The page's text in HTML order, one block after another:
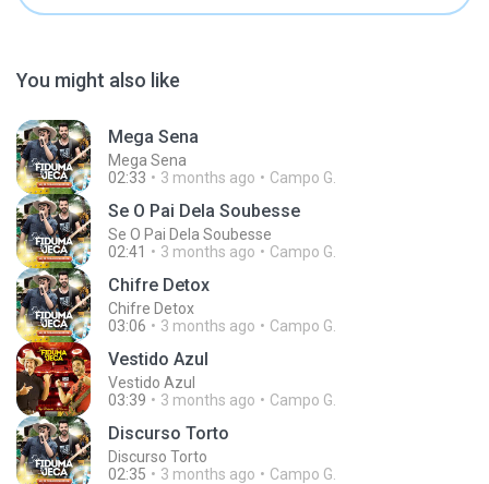
You might also like
Mega Sena
Mega Sena
02:33
3 months ago Campo G.
Se O Pai Dela Soubesse
Se O Pai Dela Soubesse
02:41
3 months ago Campo G.
Chifre Detox
Chifre Detox
03:06
3 months ago Campo G.
Vestido Azul
Vestido Azul
03:39
3 months ago Campo G.
Discurso Torto
Discurso Torto
02:35
3 months ago Campo G.